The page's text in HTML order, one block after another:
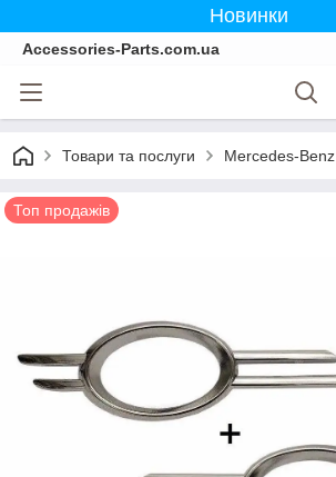
Новинки
Accessories-Parts.com.ua
Товари та послуги Mercedes-Benz
Топ продажів